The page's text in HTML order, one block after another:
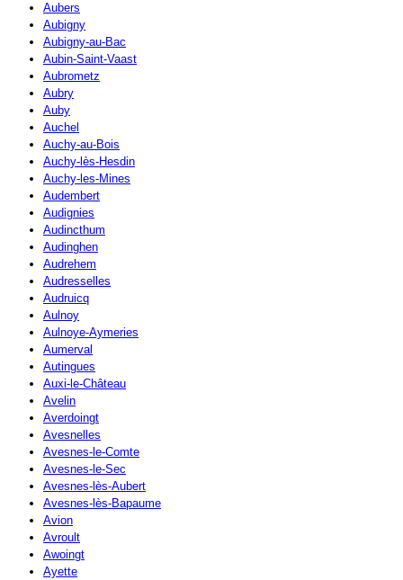
Aubers
Aubigny
Aubigny-au-Bac
Aubin-Saint-Vaast
Aubrometz
Aubry
Auby
Auchel
Auchy-au-Bois
Auchy-lès-Hesdin
Auchy-les-Mines
Audembert
Audignies
Audincthum
Audinghen
Audrehem
Audresselles
Audruicq
Aulnoy
Aulnoye-Aymeries
Aumerval
Autingues
Auxi-le-Château
Avelin
Averdoingt
Avesnelles
Avesnes-le-Comte
Avesnes-le-Sec
Avesnes-lès-Aubert
Avesnes-lès-Bapaume
Avion
Avroult
Awoingt
Ayette